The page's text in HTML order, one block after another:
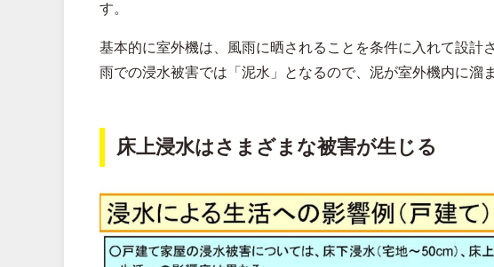
す。
基本的に室外機は、風雨に晒されることを条件に入れて設計
雨での浸水被害では「泥水」となるので、泥が室外機内に溜
床上浸水はさまざまな被害が生じる